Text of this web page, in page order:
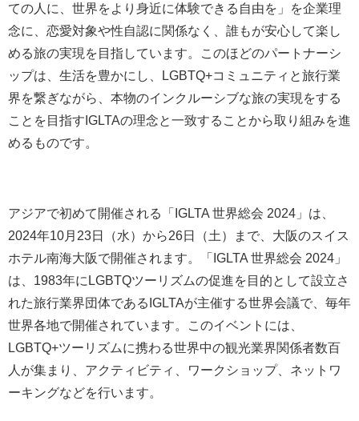
ての人に、世界をより身近に体験できる自由を」を企業理
念に、恋愛対象や性自認に関係なく、誰もが安心して楽し
める旅の実現を目指しています。このほどのパートナーシ
ップは、生活を豊かにし、LGBTQ+コミュニティと旅行業
界を繋ぎながら、本物のインクルーシブな旅の実現をする
ことを目指すIGLTAの理念と一致することから取り組みを進
めるものです。
アジアで初めて開催される「IGLTA 世界総会 2024」は、
2024年10月23日（水）から26日（土）まで、大阪のスイス
ホテル南海大阪で開催されます。「IGLTA 世界総会 2024」
は、1983年にLGBTQツーリズムの促進を目的として設立さ
れた旅行業界団体であるIGLTAが主催する世界会議で、毎年
世界各地で開催されています。このイベントには、
LGBTQ+ツーリズムに携わる世界中の観光業界関係者数百
人が集まり、アクティビティ、ワークショップ、ネットワ
ーキングなどを行います。